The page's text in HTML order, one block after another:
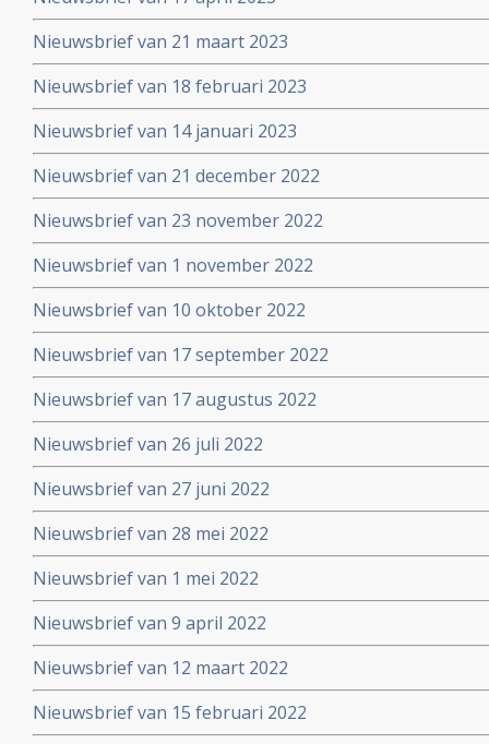
Nieuwsbrief van 21 maart 2023
Nieuwsbrief van 18 februari 2023
Nieuwsbrief van 14 januari 2023
Nieuwsbrief van 21 december 2022
Nieuwsbrief van 23 november 2022
Nieuwsbrief van 1 november 2022
Nieuwsbrief van 10 oktober 2022
Nieuwsbrief van 17 september 2022
Nieuwsbrief van 17 augustus 2022
Nieuwsbrief van 26 juli 2022
Nieuwsbrief van 27 juni 2022
Nieuwsbrief van 28 mei 2022
Nieuwsbrief van 1 mei 2022
Nieuwsbrief van 9 april 2022
Nieuwsbrief van 12 maart 2022
Nieuwsbrief van 15 februari 2022